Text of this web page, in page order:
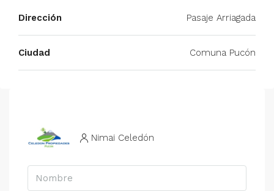
Dirección Pasaje Arriagada
Ciudad Comuna Pucón
Nimai Celedón